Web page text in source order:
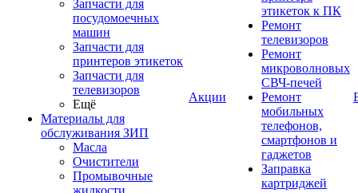
Запчасти для
посудомоечных
машин
Запчасти для
принтеров этикеток
Запчасти для
телевизоров
Ещё
Материалы для
обслуживания ЗИП
Масла
Очистители
Промывочные
жидкости
Акции
этикеток к ПК
Ремонт
телевизоров
Ремонт
микроволновых
СВЧ-печей
Ремонт
мобильных
телефонов,
смартфонов и
гаджетов
Заправка
картриджей